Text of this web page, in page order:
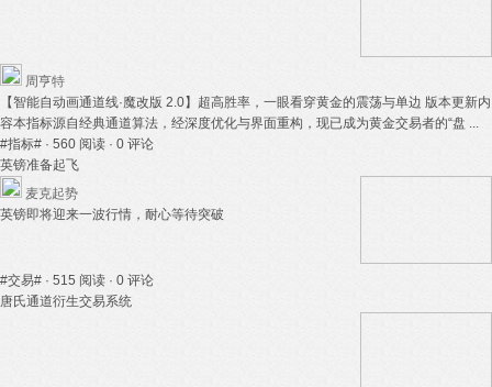
周亨特
【智能自动画通道线·魔改版 2.0】超高胜率，一眼看穿黄金的震荡与单边 版本更新内
容本指标源自经典通道算法，经深度优化与界面重构，现已成为黄金交易者的“盘 ...
#指标# · 560 阅读 · 0 评论
英镑准备起飞
麦克起势
英镑即将迎来一波行情，耐心等待突破
#交易# · 515 阅读 · 0 评论
唐氏通道衍生交易系统